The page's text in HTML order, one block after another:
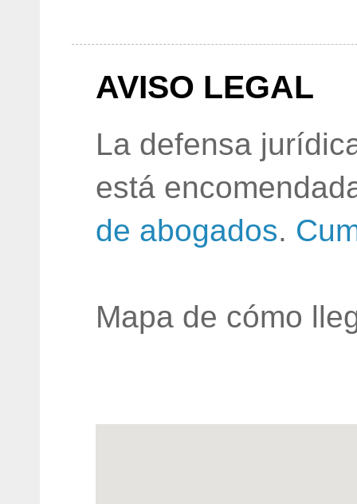
AVISO LEGAL
La defensa
está
de abogados.
Mapa de cómo